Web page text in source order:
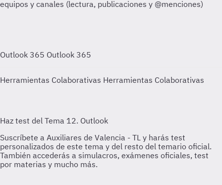
Outlook 365 Outlook 365
Herramientas Colaborativas Herramientas Colaborativas